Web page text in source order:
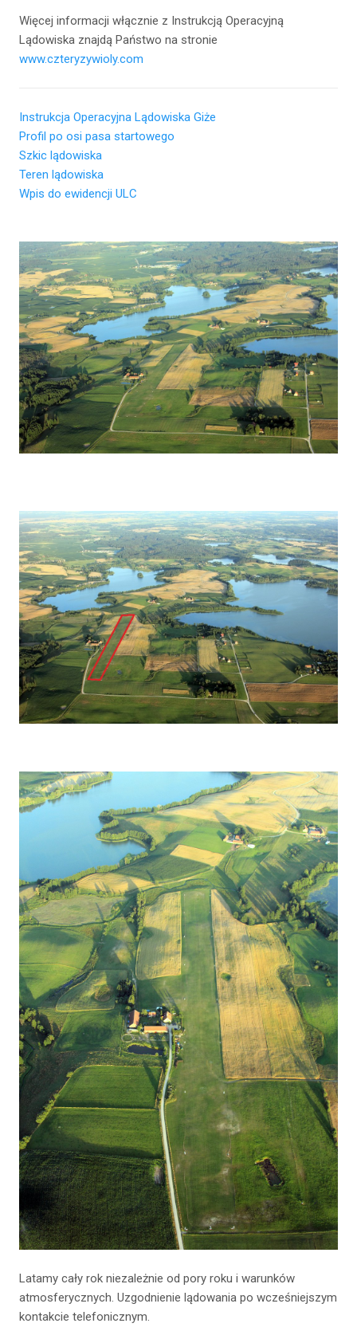
Więcej informacji włącznie z Instrukcją Operacyjną
Lądowiska znajdą Państwo na stronie
www.czteryzywioly.com
Instrukcja Operacyjna Lądowiska Giże
Profil po osi pasa startowego
Szkic lądowiska
Teren lądowiska
Wpis do ewidencji ULC
Latamy cały rok niezależnie od pory roku i warunków
atmosferycznych. Uzgodnienie lądowania po wcześniejszym
kontakcie telefonicznym.